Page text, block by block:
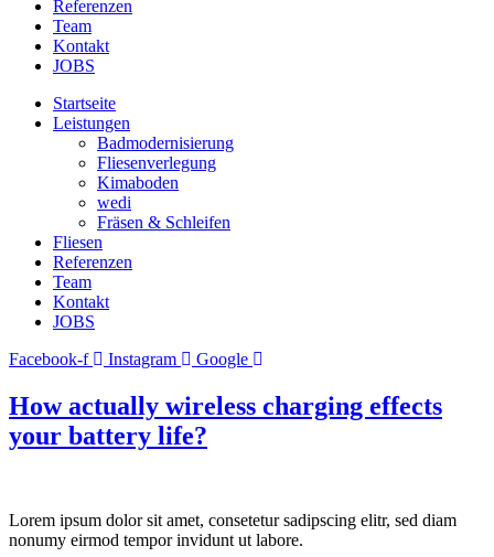
Referenzen
Team
Kontakt
JOBS
Startseite
Leistungen
Badmodernisierung
Fliesenverlegung
Kimaboden
wedi
Fräsen & Schleifen
Fliesen
Referenzen
Team
Kontakt
JOBS
Facebook-f
Instagram Google
How actually wireless charging effects
your battery life?
Lorem ipsum dolor sit amet, consetetur sadipscing elitr, sed diam
nonumy eirmod tempor invidunt ut labore.